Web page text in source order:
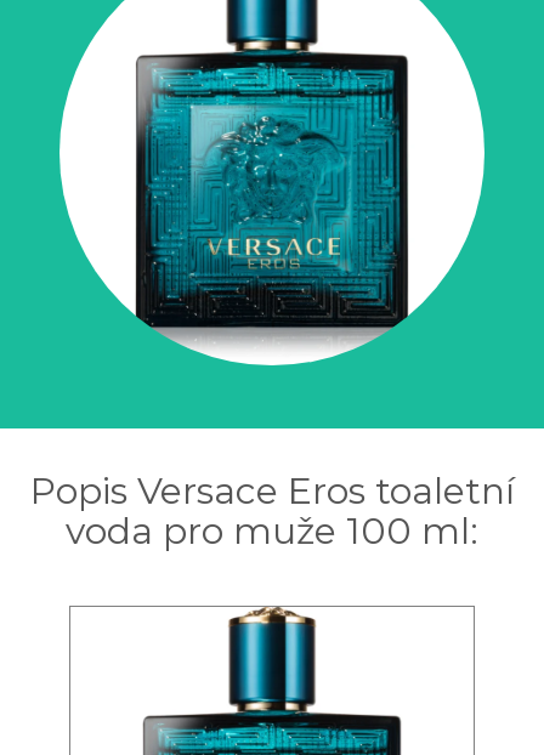
Popis Versace Eros toaletní
voda pro muže 100 ml: